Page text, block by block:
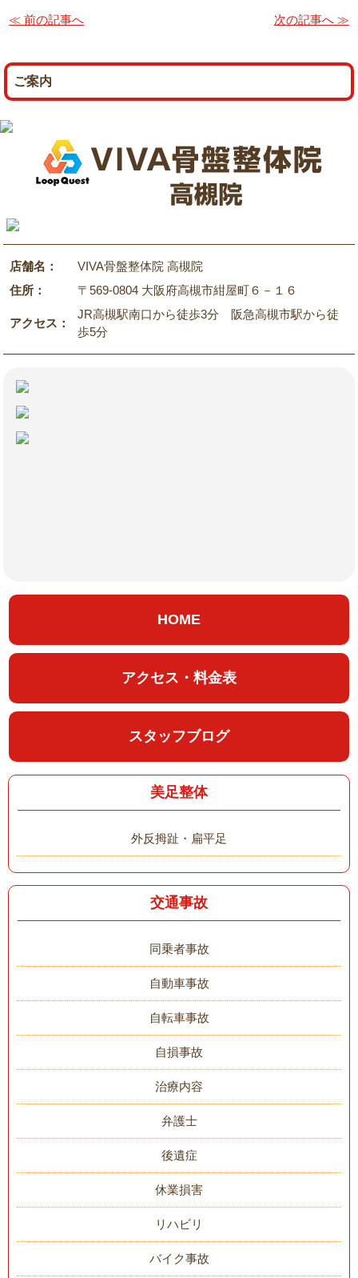
≪ 前の記事へ 次の記事へ ≫
ご案内
店舗名：
VIVA骨盤整体院 高槻院
住所：
〒569-0804 大阪府高槻市紺屋町６－１６
アクセス：
JR高槻駅南口から徒歩3分 阪急高槻市駅から徒
歩5分
HOME
アクセス・料金表
スタッフブログ
美足整体
外反拇趾・扁平足
交通事故
同乗者事故
自動車事故
自転車事故
自損事故
治療内容
弁護士
後遺症
休業損害
リハビリ
バイク事故